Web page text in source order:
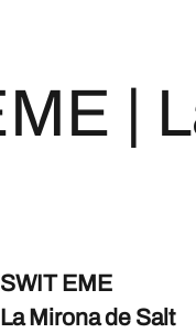
|
SWIT EME
La Mirona de Salt